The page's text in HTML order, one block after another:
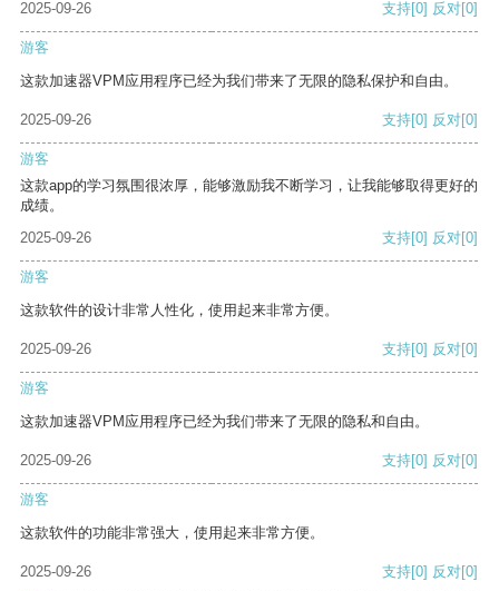
2025-09-26 支持[0] 反对[0]
游客
这款加速器VPM应用程序已经为我们带来了无限的隐私保护和自由。
2025-09-26 支持[0] 反对[0]
游客
这款app的学习氛围很浓厚，能够激励我不断学习，让我能够取得更好的
成绩。
2025-09-26
支持[0] 反对[0]
游客
这款软件的设计非常人性化，使用起来非常方便。
2025-09-26 支持[0] 反对[0]
游客
这款加速器VPM应用程序已经为我们带来了无限的隐私和自由。
2025-09-26 支持[0] 反对[0]
游客
这款软件的功能非常强大，使用起来非常方便。
2025-09-26 支持[0] 反对[0]